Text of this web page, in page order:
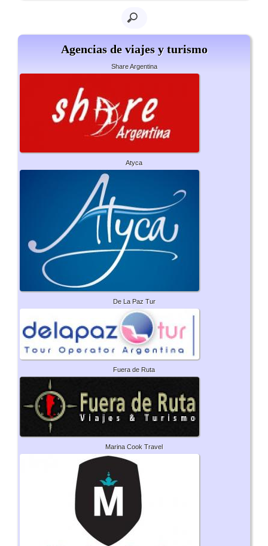
Agencias de viajes y turismo
Share Argentina
Atyca
De La Paz Tur
Fuera de Ruta
Marina Cook Travel